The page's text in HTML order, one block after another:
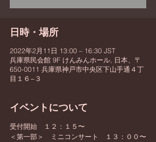
日時・場所
2022年2月11日 13:00 – 16:30 JST
兵庫県民会館 9F けんみんホール, 日本、〒
650-0011 兵庫県神戸市中央区下山手通４丁
目１６−３
イベントについて
受付開始　１２：１５〜
＜第一部＞　ミニコンサート　１３：００〜